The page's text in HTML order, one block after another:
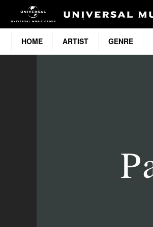
HOME ARTIST GENRE